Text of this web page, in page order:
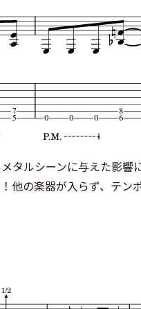
ルシーンに与えた影響
他の楽器が入らず、テン